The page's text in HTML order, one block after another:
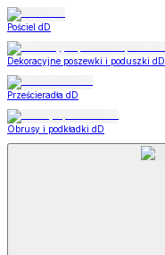
Pościel dD
Dekoracyjne poszewki i poduszki dD
Prześcieradła dD
Obrusy i podkładki dD